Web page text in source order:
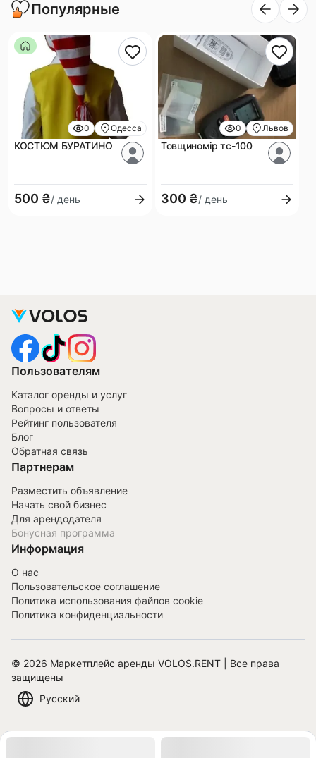
Популярные
0 Одесса
КОСТЮМ БУРАТИНО
500 ₴/ день
0 Львов
Товщиномір тс-100
300 ₴/ день
Пользователям
Каталог оренды и услуг
Вопросы и ответы
Рейтинг пользователя
Блог
Обратная связь
Партнерам
Разместить объявление
Начать свой бизнес
Для арендодателя
Бонусная программа
Информация
О нас
Пользовательское соглашение
Политика использования файлов cookie
Политика конфиденциальности
© 2026 Маркетплейс аренды VOLOS.RENT | Все права
защищены
Русский